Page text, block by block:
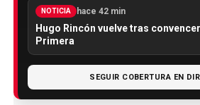
NOTICIA hace 42 min
Hugo Rincón vuelve tras
Primera
SEGUIR COBERTURA EN